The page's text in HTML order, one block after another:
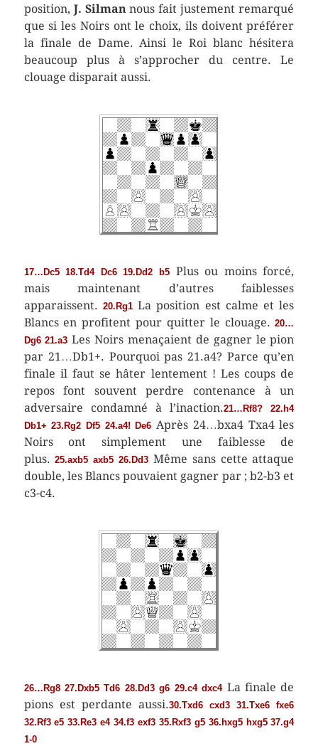
position, J. Silmannous fait justement remarqué
que si les Noirs ont le choix, ils doivent préférer
la finale de Dame. Ainsi le Roi blanc hésitera
beaucoup plus à s’approcher du centre. Le
clouage disparait aussi.
17…Dc5 18.Td4 Dc6 19.Dd2 b5 Plus ou moins forcé,
mais maintenant d’autres faiblesses
apparaissent. 20.Rg1La position est calme et les
Blancs en profitent pour quitter le clouage.20…
Dg6 21.a3Les Noirs menaçaient de gagner le pion
par 21…Db1+. Pourquoi pas 21.a4? Parce qu’en
finale il faut se hâter lentement ! Les coups de
repos font souvent perdre contenance à un
adversaire condamné à l’inaction.21…Rf8? 22.h4
Db1+ 23.Rg2 Df5 24.a4! De6Après 24…bxa4 Txa4 les
Noirs ont simplement une faiblesse de
plus.25.axb5 axb5 26.Dd3 Même sans cette attaque
double, les Blancs pouvaient gagner par ; b2-b3 et
c3-c4.
26…Rg8 27.Dxb5 Td6 28.Dd3 g6 29.c4 dxc4 La finale de
pions est perdante aussi.30.Txd6 cxd3 31.Txe6 fxe6
32.Rf3 e5 33.Re3 e4 34.f3 exf3 35.Rxf3 g5 36.hxg5 hxg5 37.g4
1-0